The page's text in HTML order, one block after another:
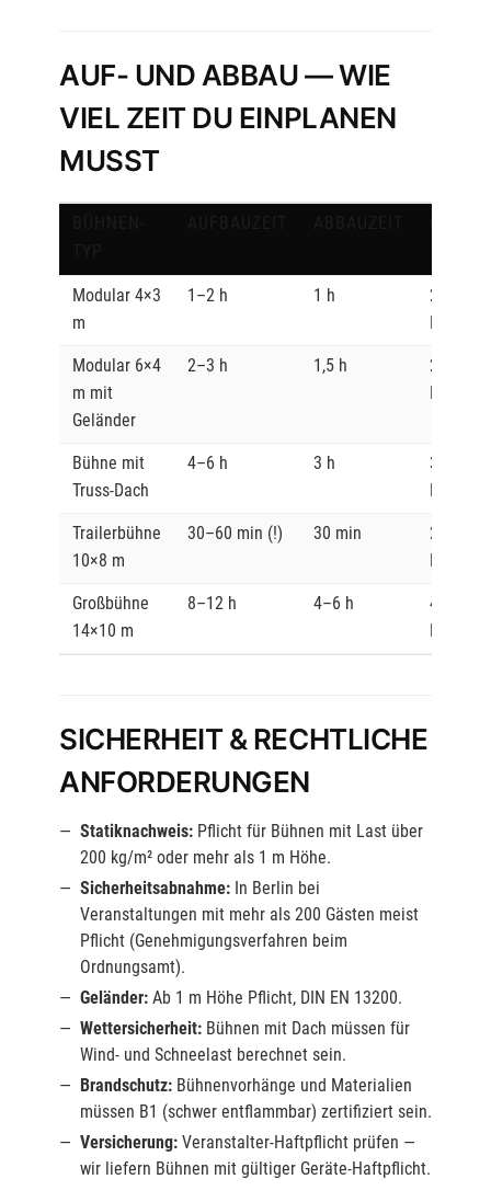
AUF- UND ABBAU — WIE
VIEL ZEIT DU EINPLANEN
MUSST
Modular 4×3
m
1–2 h 1 h
2
Modular 6×4
m mit
Geländer
2–3 h 1,5 h
2–3
Bühne mit
Truss-Dach
4–6 h 3 h
3–4
Trailerbühne
10×8 m
30–60 min (!) 30 min
2
Großbühne
14×10 m
8–12 h 4–6 h
4–6
SICHERHEIT & RECHTLICHE
ANFORDERUNGEN
Statiknachweis: Pflicht für Bühnen mit Last über
200 kg/m² oder mehr als 1 m Höhe.
Sicherheitsabnahme: In Berlin bei
Veranstaltungen mit mehr als 200 Gästen meist
Pflicht (Genehmigungsverfahren beim
Ordnungsamt).
Geländer: Ab 1 m Höhe Pflicht, DIN EN 13200.
Wettersicherheit: Bühnen mit Dach müssen für
Wind- und Schneelast berechnet sein.
Brandschutz: Bühnenvorhänge und Materialien
müssen B1 (schwer entflammbar) zertifiziert sein.
Versicherung: Veranstalter-Haftpflicht prüfen —
wir liefern Bühnen mit gültiger Geräte-Haftpflicht.